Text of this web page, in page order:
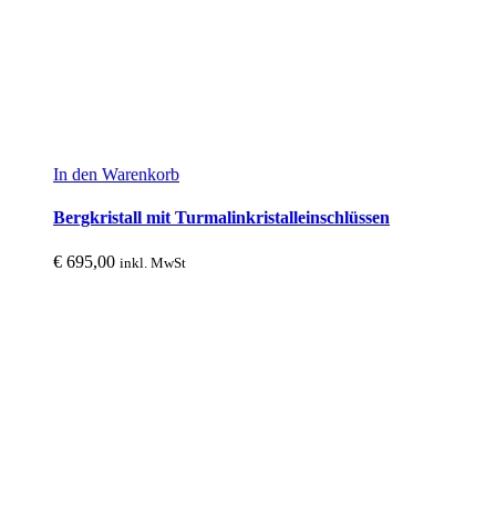
In den Warenkorb
Bergkristall mit Turmalinkristalleinschlüssen
€ 695,00 inkl. MwSt